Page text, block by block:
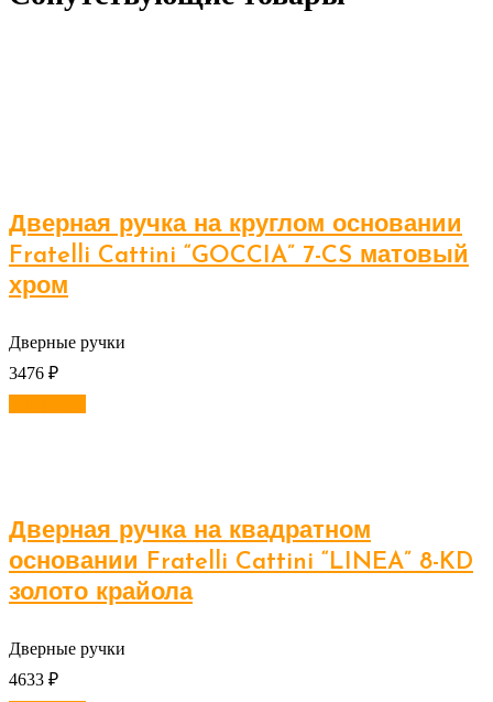
Дверная ручка на круглом основании
Fratelli Cattini “GOCCIA” 7-CS матовый
хром
Дверные ручки
3476 ₽
Дверная ручка на квадратном
основании Fratelli Cattini “LINEA” 8-KD
золото крайола
Дверные ручки
4633 ₽